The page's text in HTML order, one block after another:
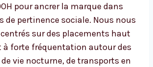
pour ancrer la marque dans
de pertinence sociale. Nous nous
sur des placements haut
à forte fréquentation autour des
vie nocturne, de transports en